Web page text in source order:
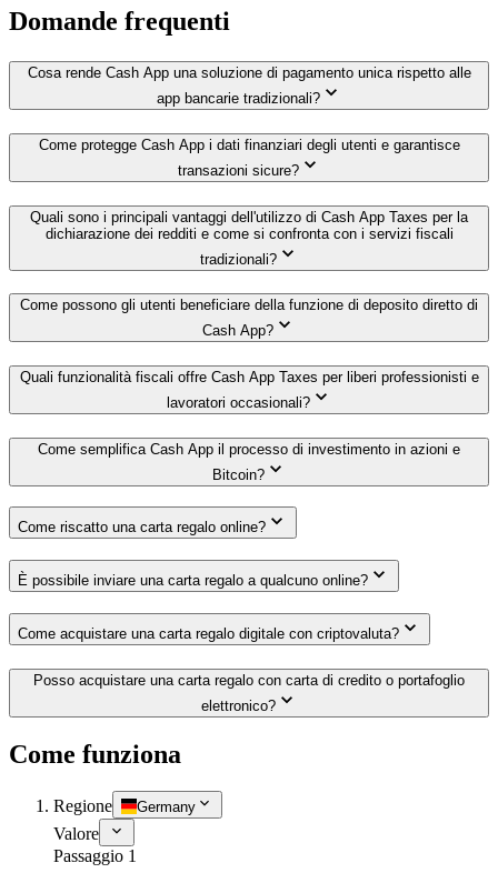
Domande frequenti
Cosa rende Cash App una soluzione di pagamento unica rispetto alle
app bancarie tradizionali?
Come protegge Cash App i dati finanziari degli utenti e garantisce
transazioni sicure?
Quali sono i principali vantaggi dell'utilizzo di Cash App Taxes per la
dichiarazione dei redditi e come si confronta con i servizi fiscali
tradizionali?
Come possono gli utenti beneficiare della funzione di deposito diretto di
Cash App?
Quali funzionalità fiscali offre Cash App Taxes per liberi professionisti e
lavoratori occasionali?
Come semplifica Cash App il processo di investimento in azioni e
Bitcoin?
Come riscatto una carta regalo online?
È possibile inviare una carta regalo a qualcuno online?
Come acquistare una carta regalo digitale con criptovaluta?
Posso acquistare una carta regalo con carta di credito o portafoglio
elettronico?
Come funziona
Regione Germany
Valore
Passaggio 1